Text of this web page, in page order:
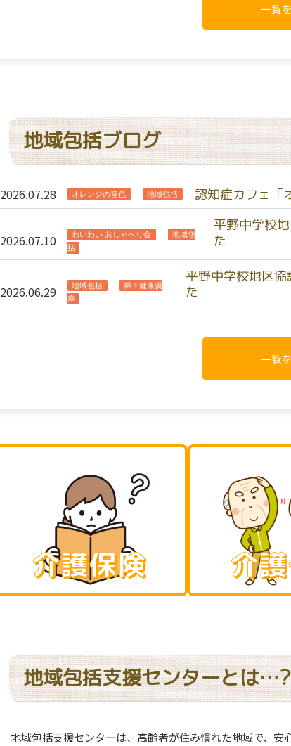
一覧
地域包括ブログ
2026.07.28 オレンジの音色 地域包括 認知症カフェ「
2026.07.10 わいわい おしゃべり会
地域包
括
平野中学校
た
2026.06.29 地域包括
輝々健康講
座
平野中学校地区
た
一覧
地域包括支援センターとは…?
地域包括支援センターは、高齢者が住み慣れた地域で、安